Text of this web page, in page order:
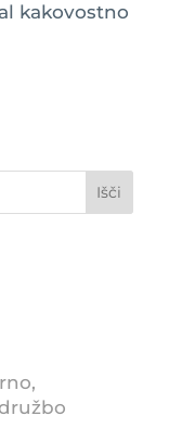
kakovostno